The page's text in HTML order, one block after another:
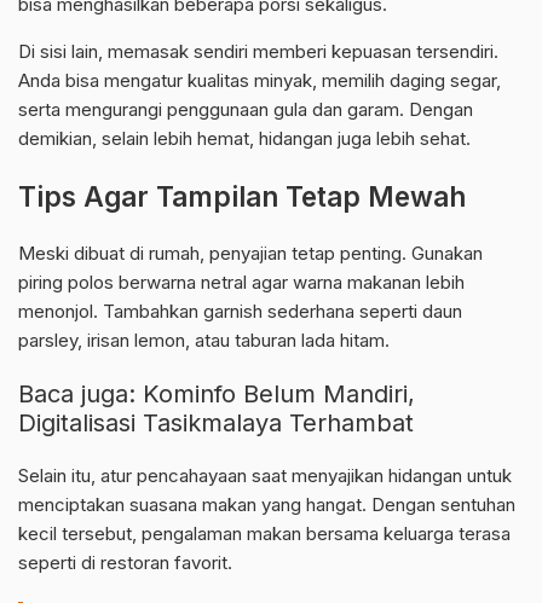
Di sisi lain, memasak sendiri memberi kepuasan tersendiri.
Anda bisa mengatur kualitas minyak, memilih daging segar,
serta mengurangi penggunaan gula dan garam. Dengan
demikian, selain lebih hemat, hidangan juga lebih sehat.
Tips Agar Tampilan Tetap Mewah
Meski dibuat di rumah, penyajian tetap penting. Gunakan
piring polos berwarna netral agar warna makanan lebih
menonjol. Tambahkan garnish sederhana seperti daun
parsley, irisan lemon, atau taburan lada hitam.
Baca juga: Kominfo Belum Mandiri,
Digitalisasi Tasikmalaya Terhambat
Selain itu, atur pencahayaan saat menyajikan hidangan untuk
menciptakan suasana makan yang hangat. Dengan sentuhan
kecil tersebut, pengalaman makan bersama keluarga terasa
seperti di restoran favorit.